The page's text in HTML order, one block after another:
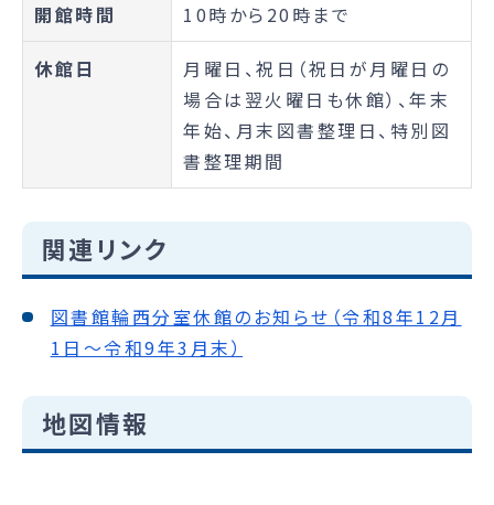
開館時間 10時から20時まで
休館日
月曜日、祝日（祝日が月曜日の
場合は翌火曜日も休館）、年末
年始、月末図書整理日、特別図
書整理期間
関連リンク
図書館輪西分室休館のお知らせ（令和8年12月
1日～令和9年3月末）
地図情報